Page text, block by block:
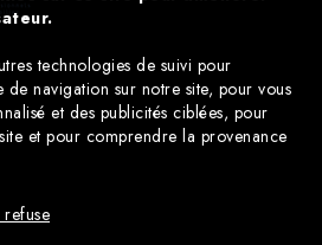
technologies de suivi pour
navigation sur notre site, pour vous
et des publicités ciblées, pour
et pour comprendre la provenance
refuse